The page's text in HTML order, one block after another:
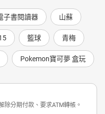
信
子書閱讀器 山蘇
籃球 青梅
Pokemon寶可夢 盒玩
除分期付款、要求ATM轉帳。